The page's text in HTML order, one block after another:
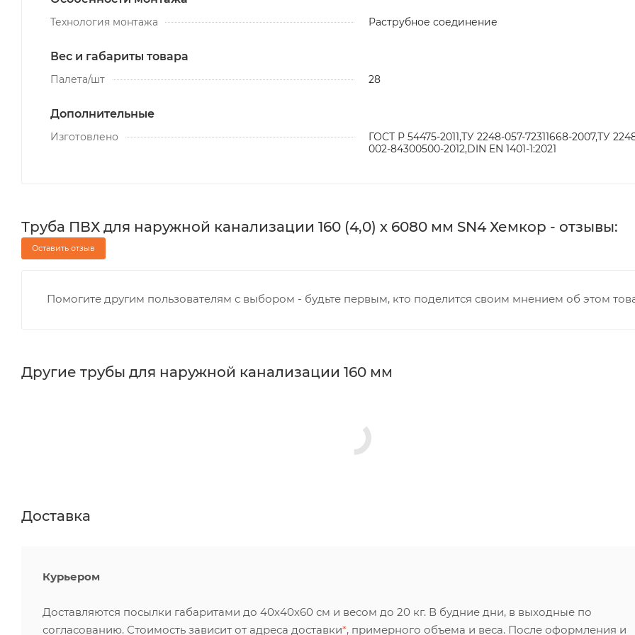
Технология монтажа Раструбное соединение
Вес и габариты товара
Палета/шт 28
Дополнительные
Изготовлено
ГОСТ Р 54475-2011,ТУ 2248-057-72311668-2007,ТУ
002-84300500-2012,DIN EN 1401-1:2021
Труба ПВХ для наружной канализации 160 (4,0) х 6080 мм SN4 Хемкор - отзывы:
Оставить отзыв
Помогите другим пользователям с выбором - будьте первым, кто поделится своим мнением об этом
Другие трубы для наружной канализации 160 мм
Доставка
Курьером
Доставляются посылки габаритами до 40х40х60 см и весом до 20 кг. В будние дни, в выходные по
согласованию. Стоимость зависит от адреса доставки*, примерного объема и веса. После оформления и